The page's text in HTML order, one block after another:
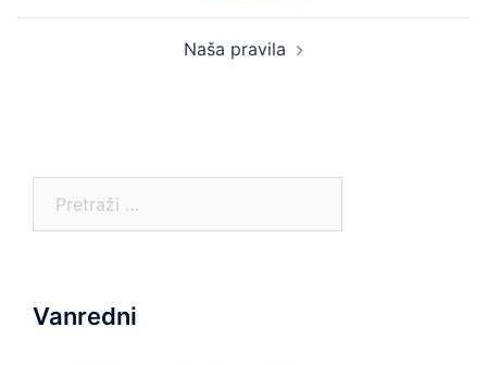
Naša pravila
Vanredni